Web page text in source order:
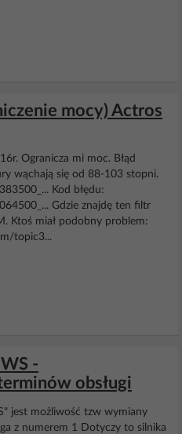
mocy) Actros
Ogranicza mi moc. Błąd
wąchają się od 88-103 stopni.
Kod błędu:
Gdzie znajdę ten filtr
Ktoś miał podobny problem:
topic3...
-
obsługi
jest możliwość tzw wymiany
z numerem 1 Dotyczy to silnika